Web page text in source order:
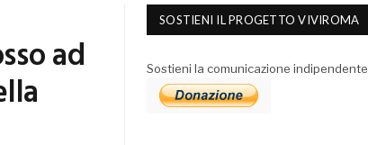
ad
SOSTIENI IL PROGETTO VIVIROMA
Sostieni la comunicazione indipendente